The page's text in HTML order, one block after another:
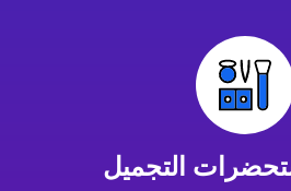
التجميل